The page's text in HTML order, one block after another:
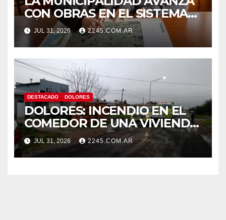
CON OBRAS EN EL SISTEMA
HÍDRICO DE DOLORES
JUL 31, 2026 2245.COM.AR
DESTACADO DOLORES
DOLORES: INCENDIO EN EL
COMEDOR DE UNA VIVIENDA
FUE CONTROLADO POR
BOMBEROS
JUL 31, 2026 2245.COM.AR